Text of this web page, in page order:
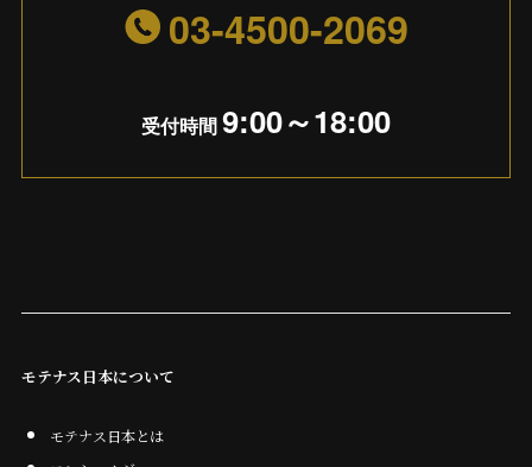
03-4500-2069
受付時間9:00～18:00
モテナス日本について
モテナス日本とは